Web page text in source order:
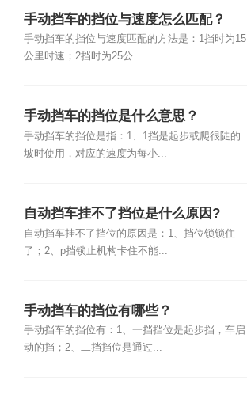
手动挡车的挡位与速度怎么匹配？
手动挡车的挡位与速度匹配的方法是：1挡时为15
公里时速；2挡时为25公...
手动挡车的挡位是什么意思？
手动挡车的挡位是指：1、1挡是起步或爬很陡的
坡时使用，对应的速度为每小...
自动挡车挂不了挡位是什么原因?
自动挡车挂不了挡位的原因是：1、挡位锁锁住
了；2、p挡锁止机构卡住不能...
手动挡车的挡位有哪些？
手动挡车的挡位有：1、一挡挡位是起步挡，车启
动的挡；2、二挡挡位是通过...